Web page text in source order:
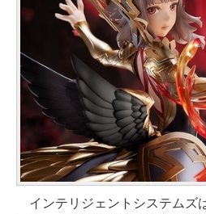
インテリジェントシステムズ